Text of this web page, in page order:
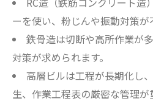
ーを使い、粉じんや振動対策が
鉄骨造は切断や高所作業が
対策が求められます。
高層ビルは工程が長期化し
生、作業工程表の厳密な管理が